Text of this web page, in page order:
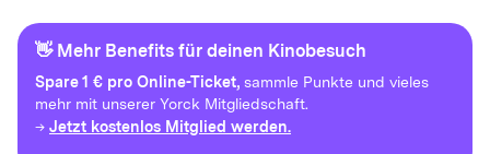
👋 Mehr Benefits für deinen Kinobesuch
Spare1 € pro Online-Ticket, sammle Punkte und vieles
mehr mit unserer Yorck Mitgliedschaft.
→ Jetzt kostenlos Mitglied werden.